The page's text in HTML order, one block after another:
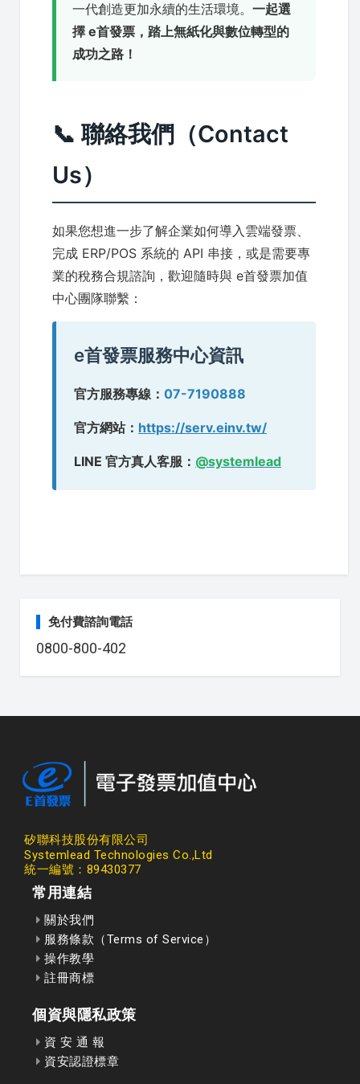
一代創造更加永續的生活環境。 一起選
擇 e首發票，踏上無紙化與數位轉型的
成功之路！
📞 聯絡我們（Contact
Us）
如果您想進一步了解企業如何導入雲端發票、
完成 ERP/POS 系統的 API 串接，或是需要專
業的稅務合規諮詢，歡迎隨時與 e首發票加值
中心團隊聯繫：
e首發票服務中心資訊
官方服務專線： 07-7190888
官方網站： https://serv.einv.tw/
LINE 官方真人客服： @systemlead
免付費諮詢電話
0800-800-402
矽聯科技股份有限公司
Systemlead Technologies Co.,Ltd
統一編號：89430377
常用連結
關於我們
服務條款（Terms of Service）
操作教學
註冊商標
個資與隱私政策
資 安 通 報
資安認證標章